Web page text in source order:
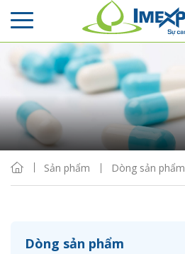
Sản phẩm Dòng sản phẩm
Dòng sản phẩm
Sắp xếp
Hiển thị